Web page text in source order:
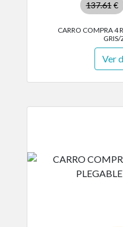
137.61€
CARRO COMPRA 4
Ver